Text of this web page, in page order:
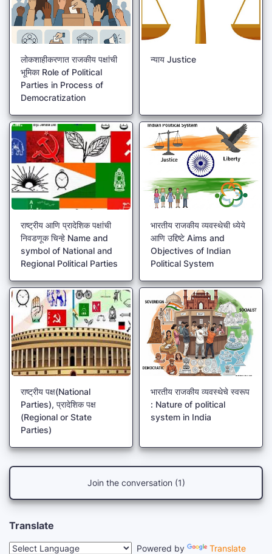
लोकशाहीकरणात राजकीय पक्षांची
भूमिका Role of Political
Parties in Process of
Democratization
न्याय Justice
राष्ट्रीय आणि प्रादेशिक पक्षांची
निवडणूक चिन्हे Name and
symbol of National and
Regional Political Parties
भारतीय राजकीय व्यवस्थेची ध्येये
आणि उद्दिष्टे Aims and
Objectives of Indian
Political System
राष्ट्रीय पक्ष(National
Parties), प्रादेशिक पक्ष
(Regional or State
Parties)
भारतीय राजकीय व्यवस्थेचे स्वरूप
: Nature of political
system in India
Join the conversation (1)
Translate
Powered by Translate